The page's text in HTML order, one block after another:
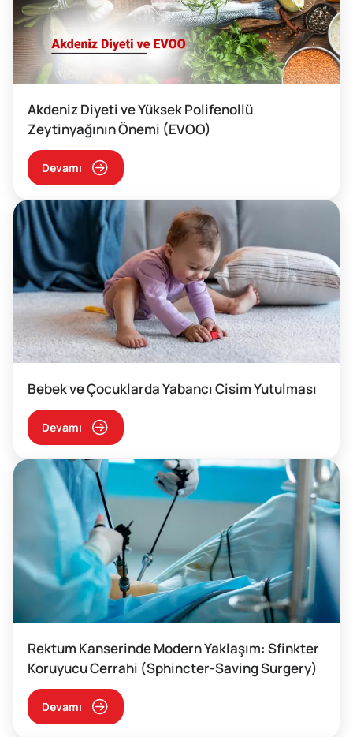
Akdeniz Diyeti ve Yüksek Polifenollü
Zeytinyağının Önemi (EVOO)
Devamı
Bebek ve Çocuklarda Yabancı Cisim Yutulması
Devamı
Rektum Kanserinde Modern Yaklaşım: Sfinkter
Koruyucu Cerrahi (Sphincter-Saving Surgery)
Devamı